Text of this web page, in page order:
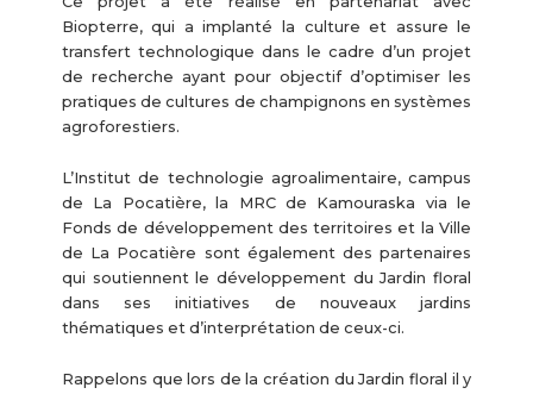
Biopterre, qui a implanté la culture et assure le
transfert technologique dans le cadre d’un projet
de recherche ayant pour objectif d’optimiser les
pratiques de cultures de champignons en systèmes
agroforestiers.
L’Institut de technologie agroalimentaire, campus
de La Pocatière, la MRC de Kamouraska via le
Fonds de développement des territoires et la Ville
de La Pocatière sont également des partenaires
qui soutiennent le développement du Jardin floral
dans ses initiatives de nouveaux jardins
thématiques et d’interprétation de ceux-ci.
Rappelons que lors de la création du Jardin floral il y